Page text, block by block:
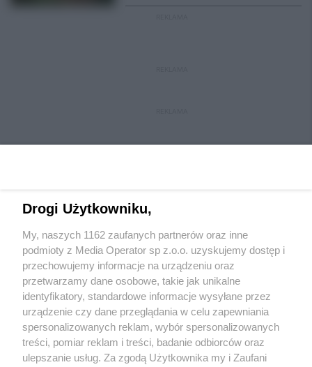
Wydawca mediówlokalnych
Nie zapomnij
zapoznać się z:
polityką prywatności regulamin korzystania z portali
Twojemiasto Skontakuj sięz nami
Drogi Użytkowniku,
My, naszych 1162 zaufanych partnerów oraz inne
podmioty z Media Operator sp z.o.o. uzyskujemy dostęp i
przechowujemy informacje na urządzeniu oraz
przetwarzamy dane osobowe, takie jak unikalne
identyfikatory, standardowe informacje wysyłane przez
urządzenie czy dane przeglądania w celu zapewniania
spersonalizowanych reklam, wybór spersonalizowanych
treści, pomiar reklam i treści, badanie odbiorców oraz
ulepszanie usług. Za zgodą Użytkownika my i Zaufani